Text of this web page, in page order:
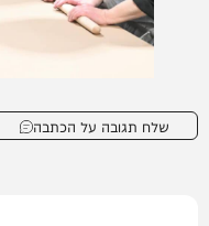
שלח תגובה על הכתבה